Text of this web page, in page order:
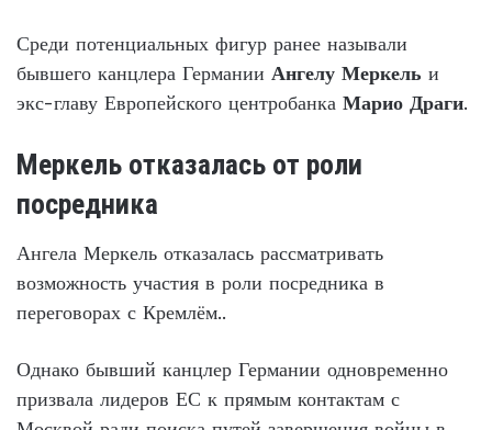
Среди потенциальных фигур ранее называли
бывшего канцлера Германии Ангелу Меркель и
экс-главу Европейского центробанка Марио Драги.
Меркель отказалась от роли
посредника
Ангела Меркель отказалась рассматривать
возможность участия в роли посредника в
переговорах с Кремлём..
Однако бывший канцлер Германии одновременно
призвала лидеров ЕС к прямым контактам с